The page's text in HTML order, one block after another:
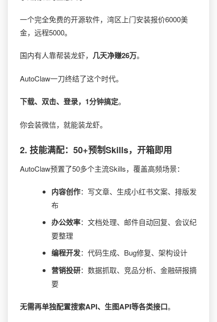
一个完全免费的开源软件，湾区上门安装报价6000美
金，远程5000。
国内有人靠帮装龙虾， 几天净赚26万。
AutoClaw一刀终结了这个时代。
下载、双击、登录，1分钟搞定。
你会装微信，就能装龙虾。
2. 技能满配：50+预制Skills，开箱即用
AutoClaw预置了50多个主流Skills，覆盖高频场景：
内容创作：写文章、生成小红书文案、排版发
布
办公效率：文档处理、邮件自动回复、会议纪
要整理
编程开发：代码生成、Bug修复、架构设计
营销投研：数据抓取、竞品分析、金融研报摘
要
无需再单独配置搜索API、生图API等各类接口。